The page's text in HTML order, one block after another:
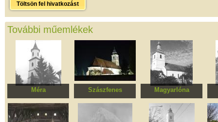
Töltsön fel hivatkozást
További műemlékek
Méra
Református templom
Szászfenes
Római katolikus
Magyarlóna
Református templom